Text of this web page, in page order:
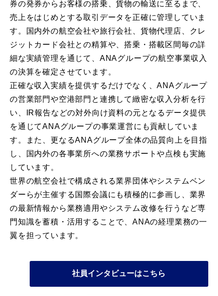
券の発券からお客様の搭乗、貨物の輸送に至るまで、
売上をはじめとする取引データを正確に管理していま
す。国内外の航空会社や旅行会社、貨物代理店、クレ
ジットカード会社との精算や、搭乗・搭載区間毎の詳
細な実績管理を通じて、ANAグループの航空事業収入
の決算を確定させています。
正確な収入実績を提供するだけでなく、ANAグループ
の営業部門や空港部門と連携して緻密な収入分析を行
い、IR報告などの対外向け資料の元となるデータ提供
を通じてANAグループの事業運営にも貢献していま
す。また、更なるANAグループ全体の品質向上を目指
し、国内外の各事業所への業務サポートや点検も実施
しています。
世界の航空会社で構成される業界団体やシステムベン
ダーらが主催する国際会議にも積極的に参画し、業界
の最新情報から業務適用やシステム改修を行うなど専
門知識を蓄積・活用することで、ANAの経理業務の一
翼を担っています。
社員インタビューはこちら